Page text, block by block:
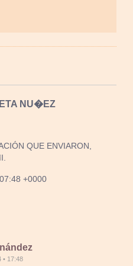
NU�EZ
QUE ENVIARON,
+0000
• 17:48